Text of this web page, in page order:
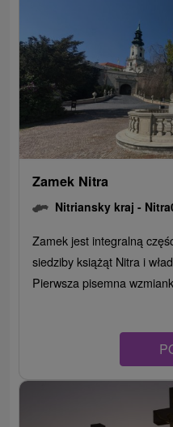
Zamek Nitra
Nitriansky kraj - Nitra
Zamek jest integralną
siedziby książąt Nitra i
Pierwsza pisemna